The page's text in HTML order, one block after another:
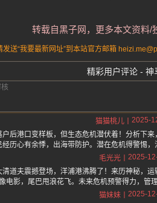
转载自黑子网，更多本文资料/
送“我要最新网址”到本站官方邮箱
精彩用户评论 - 神
猫猫桃儿
2025-
后港口变样板，但生态危机潜伏着！分析下
历心有余悸，出海带防护。潜在危机得警惕
毛光光
2025-
道夫震撼登场，洋浦港沸腾了！来历神秘，
电影，尾巴甩浪花飞。未来危机预警得力，管
猫妹妹
2025-